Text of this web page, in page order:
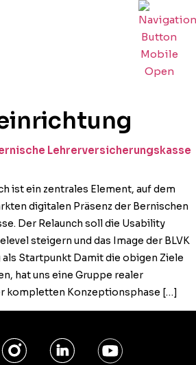
Lehrerversicherungskasse
ist ein zen­trales Ele­ment, auf dem
dig­i­tal­en Präsenz der Bernischen
Der Relaunch soll die Usabil­i­ty
steigern und das Image der BLVK
Start­punkt Damit die obi­gen Ziele
hat uns eine Gruppe real­er
kom­plet­ten Konzeptionsphase […]